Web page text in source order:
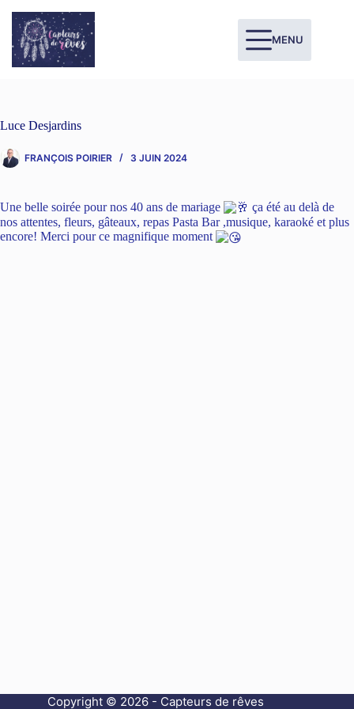
MENU
Luce Desjardins
FRANÇOIS POIRIER 3 JUIN 2024
Une belle soirée pour nos 40 ans de mariage
ça été au delà de
nos attentes, fleurs, gâteaux, repas Pasta Bar ,musique, karaoké et plus
encore! Merci pour ce magnifique moment
Copyright © 2026 - Capteurs de rêves